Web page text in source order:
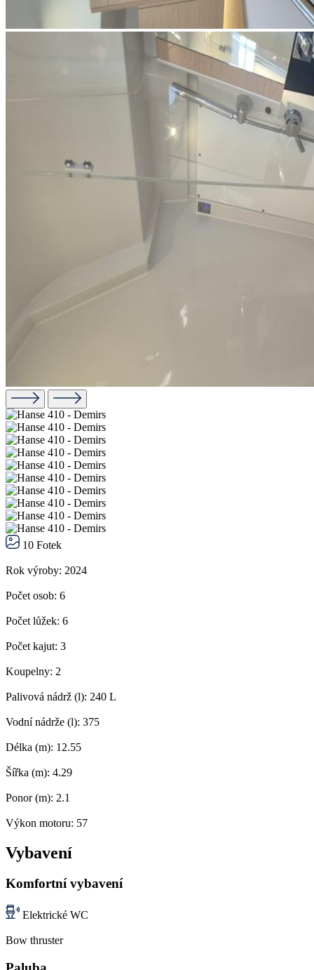
10 Fotek
Rok výroby: 2024
Počet osob: 6
Počet lůžek: 6
Počet kajut: 3
Koupelny: 2
Palivová nádrž (l): 240 L
Vodní nádrže (l): 375
Délka (m): 12.55
Šířka (m): 4.29
Ponor (m): 2.1
Výkon motoru: 57
Vybavení
Komfortní vybavení
Elektrické WC
Bow thruster